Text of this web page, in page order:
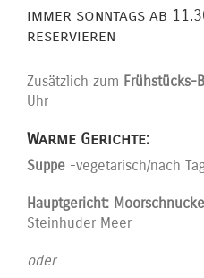
immer sonntags ab
reservieren
Zusätzlich zum Frühstücks-
Uhr
Warme Gerichte:
Suppe -vegetarisch/nach
Hauptgericht:
Steinhuder Meer
oder